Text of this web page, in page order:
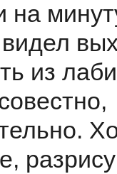
на
из